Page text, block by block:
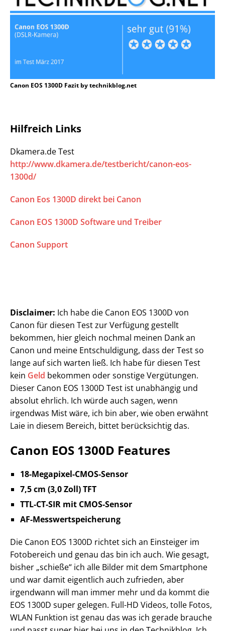
Canon EOS 1300D Fazit by technikblog.net
Hilfreich Links
Dkamera.de Test
http://www.dkamera.de/testbericht/canon-eos-
1300d/
Canon Eos 1300D direkt bei Canon
Canon EOS 1300D Software und Treiber
Canon Support
Disclaimer: Ich habe die Canon EOS 1300D von
Canon für diesen Test zur Verfügung gestellt
bekommen, hier gleich nochmal meinen Dank an
Canon und meine Entschuldigung, dass der Test so
lange auf sich warten ließ. Ich habe für diesen Test
kein Geld bekommen oder sonstige Vergütungen.
Dieser Canon EOS 1300D Test ist unabhängig und
absolut ehrlich. Ich würde auch sagen, wenn
irgendwas Mist wäre, ich bin aber, wie oben erwähnt
Laie in diesem Bereich, bittet berücksichtig das.
Canon EOS 1300D Features
18-Megapixel-CMOS-Sensor
7,5 cm (3,0 Zoll) TFT
TTL-CT-SIR mit CMOS-Sensor
AF-Messwertspeicherung
Die Canon EOS 1300D richtet sich an Einsteiger im
Fotobereich und genau das bin ich auch. Wie gesagt,
bisher „schieße“ ich alle Bilder mit dem Smartphone
und war damit eigentlich auch zufrieden, aber
irgendwann will man immer mehr und da kommt die
EOS 1300D super gelegen. Full-HD Videos, tolle Fotos,
WLAN Funktion ist genau das was ich gerade brauche